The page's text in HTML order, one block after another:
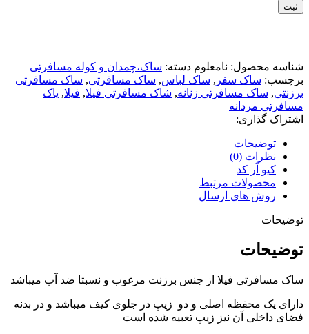
ثبت
شناسه محصول: نامعلوم دسته: ساک،چمدان و کوله مسافرتی
برچسب: ساک سفر , ساک لباس, ساک مسافرتی, ساک مسافرتی
برزنتی, ساک مسافرتی زنانه, شاک مسافرتی فیلا, فیلا, یاک
مسافرتی مردانه
اشتراک گذاری:
توضیحات
نظرات (0)
کیو آر کد
محصولات مرتبط
روش های ارسال
توضیحات
توضیحات
ساک مسافرتی فیلا از جنس برزنت مرغوب و نسبتا ضد آب میباشد
دارای یک محفظه اصلی و دو زیپ در جلوی کیف میباشد و در بدنه
فضای داخلی آن نیز زیپ تعبیه شده است